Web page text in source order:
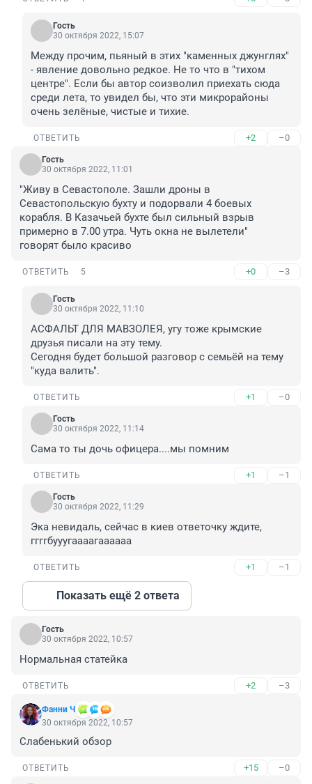
Гость
30 октября 2022, 15:07
Между прочим, пьяный в этих "каменных джунглях"
- явление довольно редкое. Не то что в "тихом
центре". Если бы автор соизволил приехать сюда
среди лета, то увидел бы, что эти микрорайоны
очень зелёные, чистые и тихие.
ОТВЕТИТЬ +2 –0
Гость
30 октября 2022, 11:01
"Живу в Севастополе. Зашли дроны в
Севастопольскую бухту и подорвали 4 боевых
корабля. В Казачьей бухте был сильный взрыв
примерно в 7.00 утра. Чуть окна не вылетели"
говорят было красиво
ОТВЕТИТЬ 5 +0 –3
Гость
30 октября 2022, 11:10
АСФАЛЬТ ДЛЯ МАВЗОЛЕЯ, угу тоже крымские
друзья писали на эту тему.
Сегодня будет большой разговор с семьёй на тему
"куда валить".
ОТВЕТИТЬ +1 –0
Гость
30 октября 2022, 11:14
Сама то ты дочь офицера....мы помним
ОТВЕТИТЬ +1 –1
Гость
30 октября 2022, 11:29
Эка невидаль, сейчас в киев ответочку ждите,
ггггбууугаааагаааааа
ОТВЕТИТЬ +1 –1
Показать ещё 2 ответа
Гость
30 октября 2022, 10:57
Нормальная статейка
ОТВЕТИТЬ +2 –3
Фанни Ч
30 октября 2022, 10:57
Слабенький обзор
ОТВЕТИТЬ +15 –0